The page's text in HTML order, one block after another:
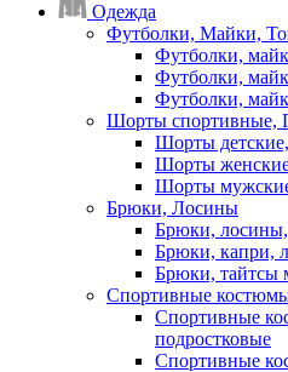
Одежда
Футболки, Майки,
Футболки,
Футболки,
Футболки,
Шорты спортивные,
Шорты
Шорты
Шорты
Брюки, Лосины
Брюки, лосины,
Брюки, капри,
Брюки, тайтсы
Спортивные
Спортивные
подростковые
Спортивные